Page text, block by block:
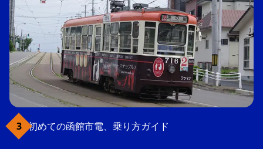
初めての函館市電、乗り方ガイド